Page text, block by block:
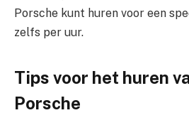
Porsche kunt huren voor een
zelfs per uur.
Tips voor het huren
Porsche